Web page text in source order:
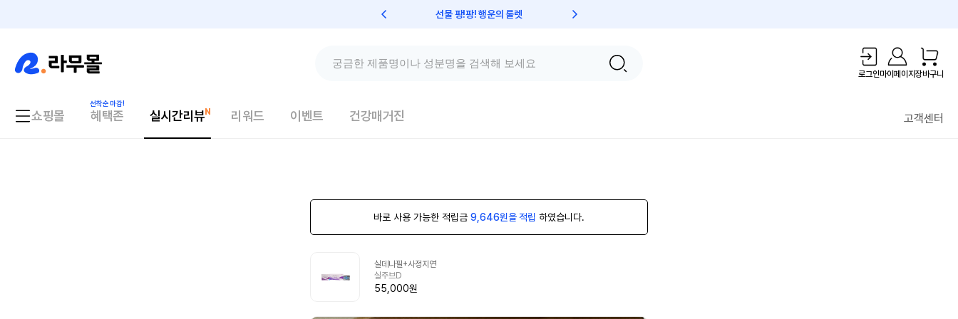
선물 팡!팡! 행운의 룰렛
로그인마이페이지장바구니
쇼핑몰 혜택존 실시간리뷰 리워드 이벤트 건강매거진 고객센터
바로 사용 가능한 적립금 9,646원을 적립 하였습니다.
실데나필+사정지연
실주브D
55,000원